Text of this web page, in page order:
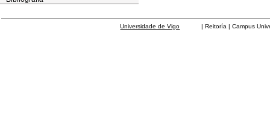
Universidade de Vigo | Reitoría | Campus